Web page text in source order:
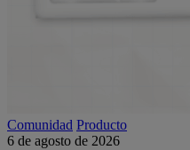
Comunidad Producto
6 de agosto de 2026